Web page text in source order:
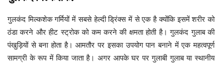
गुलकंद मिल्कशेक गर्मियों में सबसे हेल्दी ड्रिंक्स में से एक है क्योंकि इसमें शरीर को
ठंडा करने और हीट स्ट्रोक को कम करने की क्षमता होती है। गुलकंद गुलाब की
पंखुड़ियों से बना होता है। आमतौर पर इसका उपयोग पान बनाने में एक महत्वपूर्ण
सामग्री के रूप में किया जाता है। अगर आपके घर पर गुलाबी गुलाब या स्थानीय